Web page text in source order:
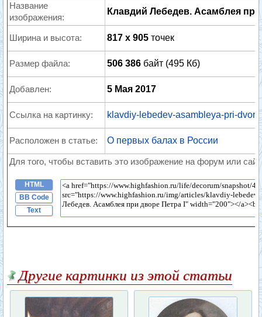
Название
изображения:
Клавдий Лебедев. Асамблея
Ширина и высота: 817 x 905 точек
Размер файла: 506 386 байт (495 Кб)
Добавлен: 5 Мая 2017
Ссылка на картинку: klavdiy-lebedev-asambleya-pri-
Расположен в статье: О первых балах в России
Для того, чтобы вставить это изображение на форум или
HTML
BB Code
Text
Другие картинки из этой статьи